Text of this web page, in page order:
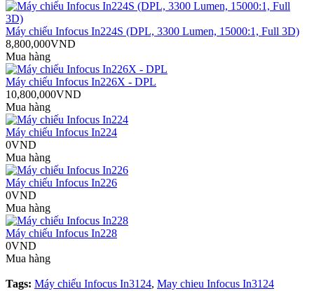
Máy chiếu Infocus In224S (DPL, 3300 Lumen, 15000:1, Full 3D)
8,800,000VND
Mua hàng
Máy chiếu Infocus In226X - DPL
10,800,000VND
Mua hàng
Máy chiếu Infocus In224
0VND
Mua hàng
Máy chiếu Infocus In226
0VND
Mua hàng
Máy chiếu Infocus In228
0VND
Mua hàng
Tags: Máy chiếu Infocus In3124, May chieu Infocus In3124